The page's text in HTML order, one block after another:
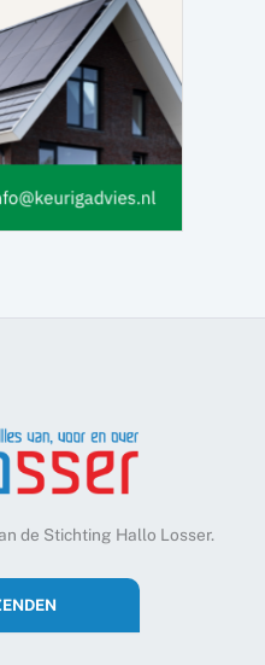
de Stichting Hallo Losser.